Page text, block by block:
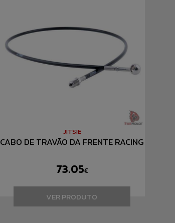
JITSIE
CABO DE TRAVÃO DA FRENTE RACING
73.05€
VER PRODUTO